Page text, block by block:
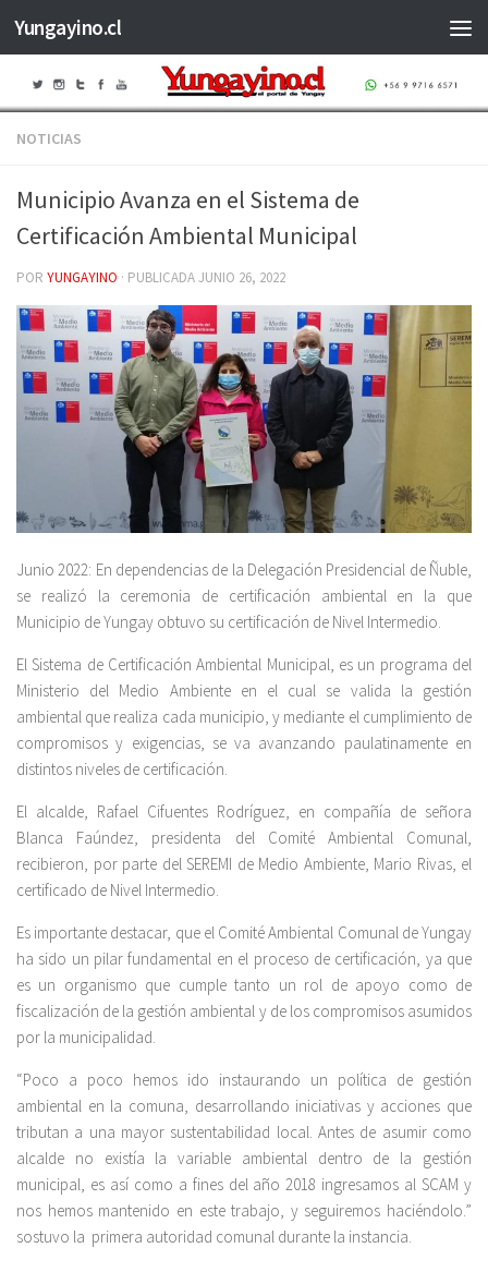
Saltar al contenido
Yungayino.cl
NOTICIAS
Municipio Avanza en el Sistema de
Certificación Ambiental Municipal
POR YUNGAYINO · PUBLICADAJUNIO 26, 2022
Junio 2022: En dependencias de la Delegación Presidencial de Ñuble,
se realizó la ceremonia de certificación ambiental en la que
Municipio de Yungay obtuvo su certificación de Nivel Intermedio.
El Sistema de Certificación Ambiental Municipal, es un programa del
Ministerio del Medio Ambiente en el cual se valida la gestión
ambiental que realiza cada municipio, y mediante el cumplimiento de
compromisos y exigencias, se va avanzando paulatinamente en
distintos niveles de certificación.
El alcalde, Rafael Cifuentes Rodríguez, en compañía de señora
Blanca Faúndez, presidenta del Comité Ambiental Comunal,
recibieron, por parte del SEREMI de Medio Ambiente, Mario Rivas, el
certificado de Nivel Intermedio.
Es importante destacar, que el Comité Ambiental Comunal de Yungay
ha sido un pilar fundamental en el proceso de certificación, ya que
es un organismo que cumple tanto un rol de apoyo como de
fiscalización de la gestión ambiental y de los compromisos asumidos
por la municipalidad.
“Poco a poco hemos ido instaurando un política de gestión
ambiental en la comuna, desarrollando iniciativas y acciones que
tributan a una mayor sustentabilidad local. Antes de asumir como
alcalde no existía la variable ambiental dentro de la gestión
municipal, es así como a fines del año 2018 ingresamos al SCAM y
nos hemos mantenido en este trabajo, y seguiremos haciéndolo.”
sostuvo la primera autoridad comunal durante la instancia.